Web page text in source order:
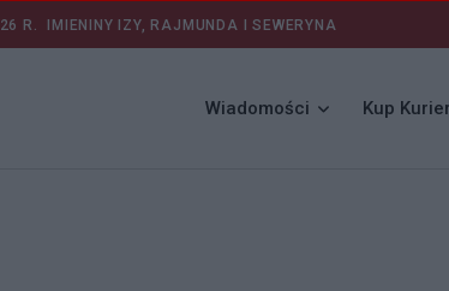
R. IMIENINY IZY, RAJMUNDA I SEWERYNA
Wiadomości Kup Kurier